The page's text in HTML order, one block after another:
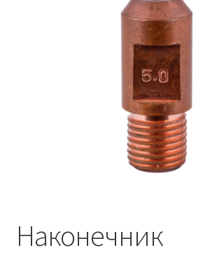
Наконечник